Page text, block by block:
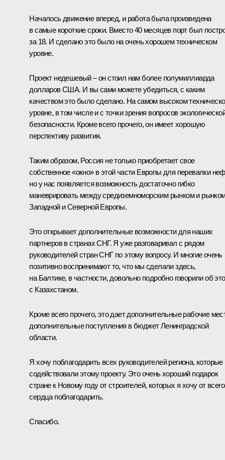
Началось движение вперед, и работа была произведена
в самые короткие сроки. Вместо 40 месяцев порт был
за 18. И сделано это было на очень хорошем техническом
уровне.
Проект недешевый – он стоил нам более полумиллиарда
долларов США. И вы сами можете убедиться, с каким
качеством это было сделано. На самом высоком
уровне, в том числе и с точки зрения вопросов
безопасности. Кроме всего прочего, он имеет хорошую
перспективу развития.
Таким образом, Россия не только приобретает свое
собственное «окно» в этой части Европы для перевалки
но у нас появляется возможность достаточно гибко
маневрировать между средиземноморским рынком и
Западной и Северной Европы.
Это открывает дополнительные возможности для наших
партнеров в странах СНГ. Я уже разговаривал с рядом
руководителей стран СНГ по этому вопросу. И многие очень
позитивно воспринимают то, что мы сделали здесь,
на Балтике, в частности, довольно подробно говорили об
с Казахстаном.
Кроме всего прочего, это дает дополнительные рабочие
дополнительные поступления в бюджет Ленинградской
области.
Я хочу поблагодарить всех руководителей региона, которые
содействовали этому проекту. Это очень хороший подарок
стране к Новому году от строителей, которых я хочу от всего
сердца поблагодарить.
Спасибо.